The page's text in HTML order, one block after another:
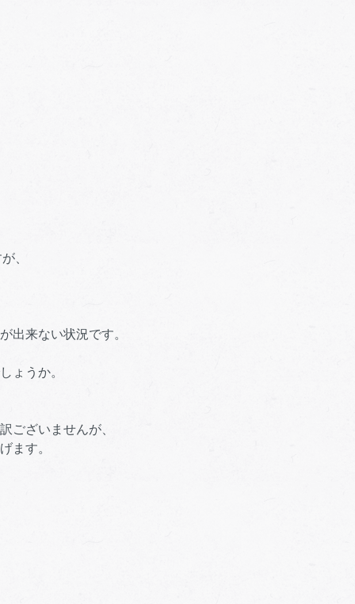
、
出来ない状況です。
うか。
ざいませんが、
す。